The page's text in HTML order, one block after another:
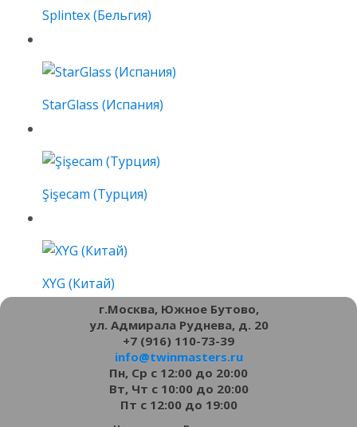
Splintex (Бельгия)
StarGlass (Испания)
Şişecam (Турция)
XYG (Китай)
г.Москва, Южное Бутово,
ул. Адмирала Руднева, д. 20
+7 (916) 110-73-39
info@twinmasters.ru
Пн, Ср с 12:00 до 20:00
Вт, Чт с 10:00 до 20:00
Пт с 12:00 до 19:00